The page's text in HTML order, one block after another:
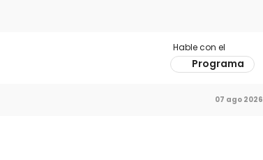
Hable con el
Programa
07 ago 2026